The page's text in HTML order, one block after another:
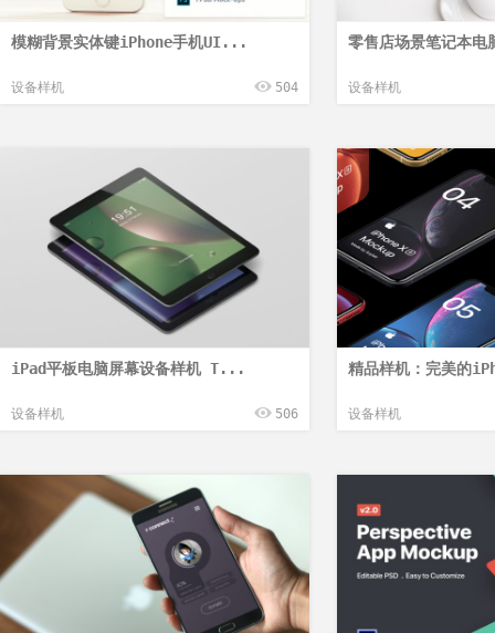
模糊背景实体键iPhone手机UI...
设备样机 504
零售店场景笔记本
设备样机
iPad平板电脑屏幕设备样机 T...
设备样机 506
精品样机：完美的
设备样机